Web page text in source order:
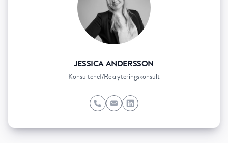
JESSICA ANDERSSON
Konsultchef/Rekryteringskonsult
PhoneEmailLinkedIn